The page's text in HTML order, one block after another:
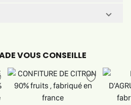
VOUS CONSEILLE